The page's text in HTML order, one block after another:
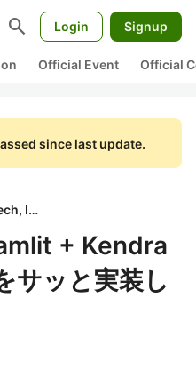
search Login Signup
Official Event Official
since last update.
Life is Tech, Inc
+ Kendra
サッと実装し